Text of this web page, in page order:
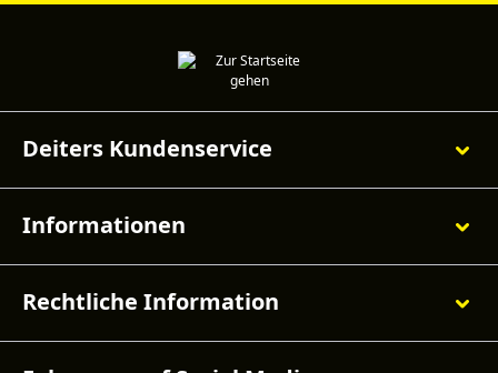
Deiters Kundenservice
Informationen
Rechtliche Information